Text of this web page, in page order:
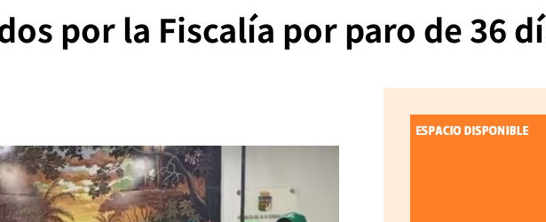
por la Fiscalía por paro de 36